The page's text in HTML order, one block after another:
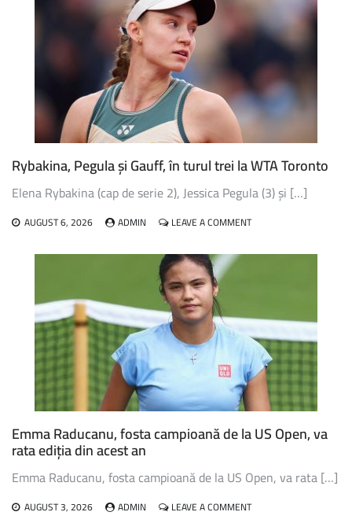
O
PE
FOSTA
RUSOAICĂ
POTAPOVA
A
AVANSAT
ÎN
AL
WTA
DE
TORONTO
Rybakina, Pegula și Gauff, în turul trei la WTA Toronto
Elena Rybakina (cap de serie 2), Jessica Pegula (3) și […]
AUGUST 6, 2026 ADMIN LEAVE A COMMENTON
PEGULA
TREI
LA
WTA
TORONTO
Emma Raducanu, fosta campioană de la US Open, va
rata ediția din acest an
Emma Raducanu, fosta campioană de la US Open, va rata […]
AUGUST 3, 2026 ADMIN LEAVE A COMMENTON